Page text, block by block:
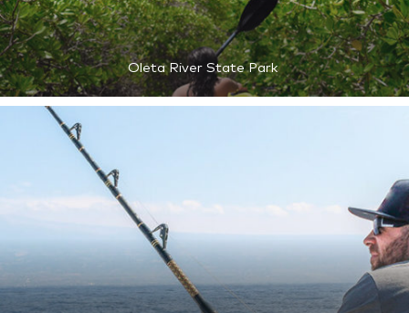
Oleta River State Park